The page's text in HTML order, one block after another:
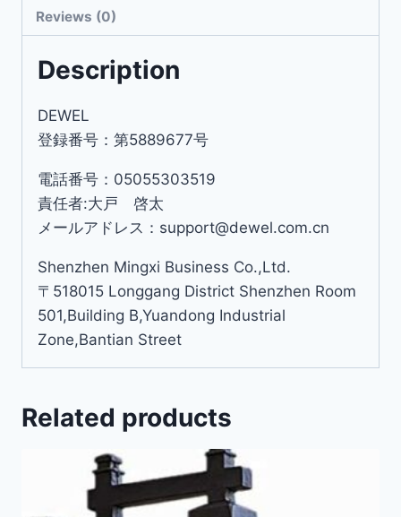
Reviews (0)
Description
DEWEL
登録番号：第5889677号
電話番号：05055303519
責任者:大戸 啓太
メールアドレス：support@dewel.com.cn
Shenzhen Mingxi Business Co.,Ltd.
〒518015 Longgang District Shenzhen Room
501,Building B,Yuandong Industrial
Zone,Bantian Street
Related products